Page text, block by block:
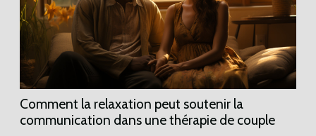
Comment la relaxation peut soutenir la
communication dans une thérapie de couple